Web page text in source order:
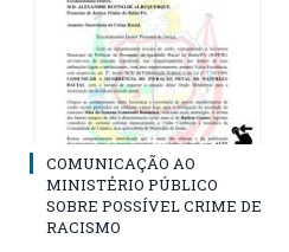
COMUNICAÇÃO AO
MINISTÉRIO PÚBLICO
SOBRE POSSÍVEL CRIME DE
RACISMO